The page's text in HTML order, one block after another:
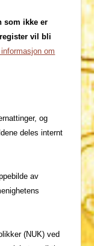
som ikke er
vil bli
om
og
deles internt
av
(NUK) ved